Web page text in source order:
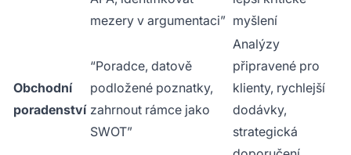
mezery v argumentaci” myšlení
Obchodní
poradenství
“Poradce, datově
podložené poznatky,
zahrnout rámce jako
SWOT”
Analýzy
připravené pro
klienty, rychlejší
dodávky,
strategická